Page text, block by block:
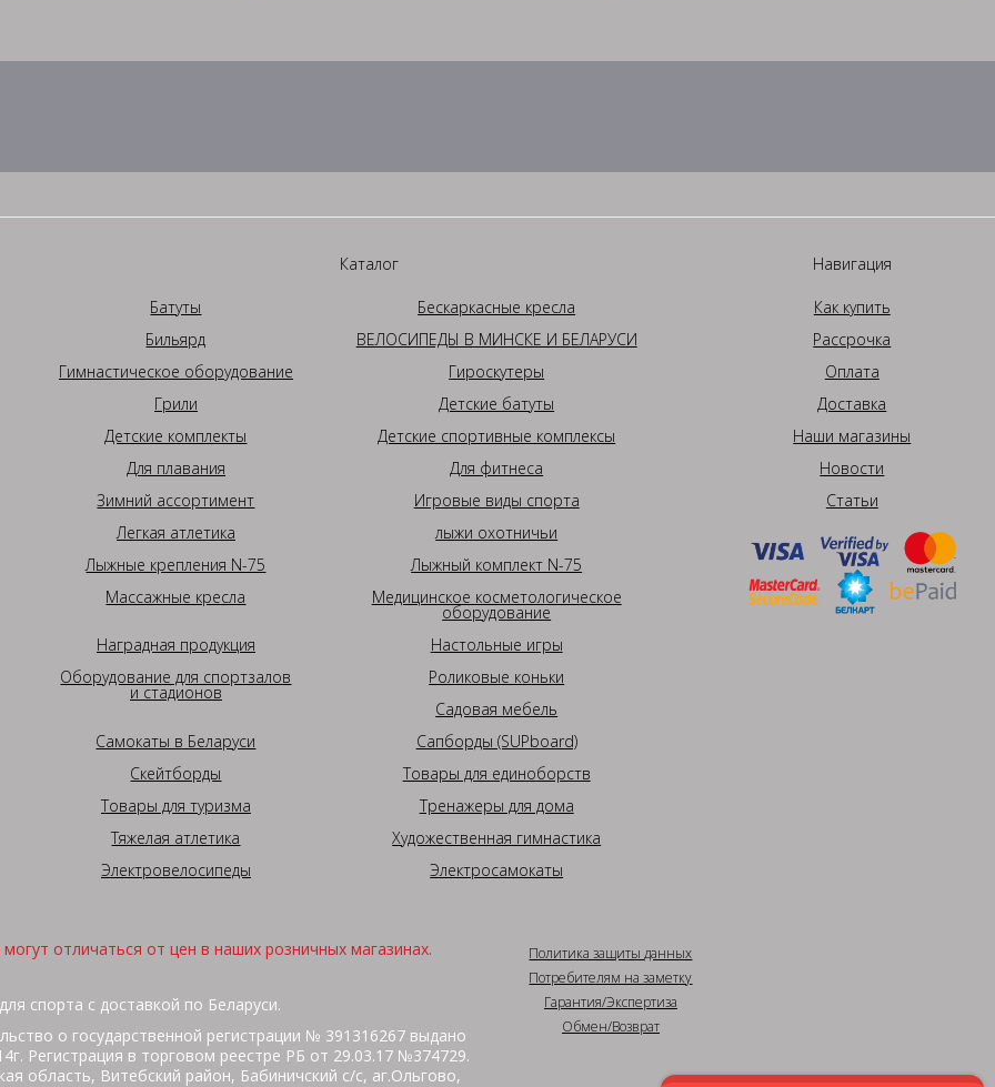
Каталог
Батуты
Бескаркасные кресла
Бильярд
ВЕЛОСИПЕДЫ В МИНСКЕ И БЕЛАРУСИ
Гимнастическое оборудование
Гироскутеры
Грили
Детские батуты
Детские комплекты
Детские спортивные комплексы
Для плавания
Для фитнеса
Зимний ассортимент
Игровые виды спорта
Легкая атлетика
лыжи охотничьи
Лыжные крепления N-75
Лыжный комплект N-75
Массажные кресла
Медицинское косметологическое
оборудование
Наградная продукция
Настольные игры
Оборудование для спортзалов
и стадионов
Роликовые коньки
Садовая мебель
Самокаты в Беларуси
Сапборды (SUPboard)
Скейтборды
Товары для единоборств
Товары для туризма
Тренажеры для дома
Тяжелая атлетика
Художественная гимнастика
Электровелосипеды
Электросамокаты
Навигация
Как купить
Рассрочка
Оплата
Доставка
Наши магазины
Новости
Статьи
отличаться от цен в наших розничных магазинах.
спорта с доставкой по Беларуси.
о государственной регистрации № 391316267 выдано
Регистрация в торговом реестре РБ от 29.03.17 №374729.
область, Витебский район, Бабиничский с/с, аг.Ольгово,
Политика защиты данных
Потребителям на заметку
Гарантия/Экспертиза
Обмен/Возврат